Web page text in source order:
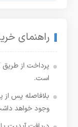
راهنمای
پرداخت از طریق
است.
بلافاصله پس از
وجود خواهد